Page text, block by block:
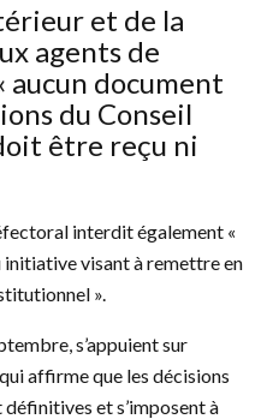
et de la
agents de
aucun document
du Conseil
être reçu ni
interdit également «
visant à remettre en
».
s’appuient sur
affirme que les décisions
et s’imposent à